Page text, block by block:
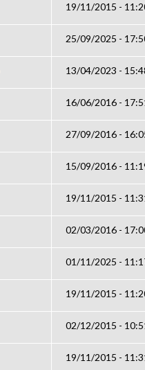
19/11/2015 -
25/09/2025 -
13/04/2023 -
16/06/2016 -
27/09/2016 -
15/09/2016 -
19/11/2015 -
02/03/2016 -
01/11/2025 -
19/11/2015 -
02/12/2015 -
19/11/2015 -